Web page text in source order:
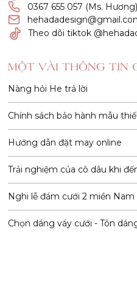
0367 655 057 (Ms. Hương)
Theo dõi tiktok
MỘT VÀI THÔNG TIN
Nàng hỏi He trả lời
Chính sách bảo hành mẫu
Hướng dẫn đặt may online
Trải nghiệm của cô dâu khi
Nghi lễ đám cưới 2 miền Nam
Chọn dáng váy cưới - Tôn